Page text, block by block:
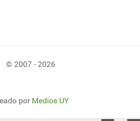
© 2007 - 2026
por Medios UY